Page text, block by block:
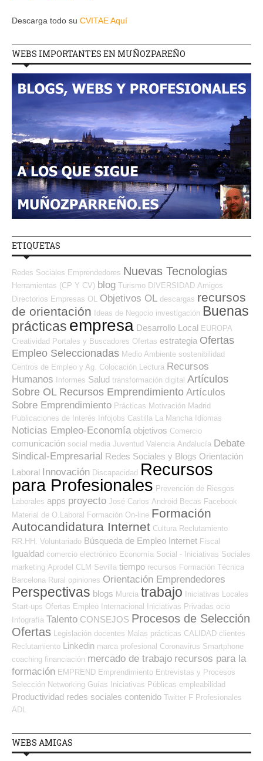
Descarga todo su CVITAE Aquí
WEBS IMPORTANTES EN MUÑOZPAREÑO
ETIQUETAS
Redes Sociales Emprendedores Nuevas Tecnologias
Herramientas (CP Y CV) blog Turismo DIVERSIDAD Amigos
Directorios Empresas OL Objetivos OL descargas recursos
de orientación
Ideas de Negocio investigación Buenas
prácticas empresa Desarrollo Local EUROPA
Creatividad Portales y Buscadores Ofertas estrategia Ofertas
Empleo Seleccionadas Medio Ambiente sostenibilidad
Centros de Empleo y Ag. Colocación Lectura Recursos
Humanos
Informes Salud transformación digital Artículos
Sobre OL Recursos Emprendimiento Artículos
Sobre Emprendimiento Prácticas Motivación Madrid
Publicaciones de Interés
Infojobs Castilla La Mancha Idiomas
Noticias Empleo-Economía objetivos Comercio
comunicación social media Juventud Valencia Andalucía Debate
Sindical-Empresarial Redes Sociales y Blogs Orientación
Laboral Innovación Discapacidad Recursos
para Profesionales Prevención de Riesgos
Laborales apps proyecto José Carlos Android Becas Facebook
Material de O.Laboral Formación On-line Formación
Autocandidatura Internet Cultura Reclutamiento
RR.HH. Voluntariado Búsqueda de Empleo Internet Fiscal
Igualdad comercio electrónico Economía Social - Iniciativas Sociales
marketing Aprodel CLM Sevilla tiempo recursos Formación Técnica
Barcelona Rural opiniones Orientación Emprendedores
Perspectivas blogs Murcia trabajo
Iniciativas Locales
Start-ups Ofertas Empleo Internacional Iniciativas Privadas ocio
Infografía Talento CONSEJOS Procesos de Selección
Ofertas Legislación docentes Malas prácticas CALIDAD clientes
Reclutamiento Linkedin marca profesional Coronavirus Smartphone
coaching financiación mercado de trabajo recursos para la
formación EMPREND Emprendimiento Entrevistas y Procesos
Selección Networking Guías Iniciativas Públicas empleabilidad
Productividad redes sociales contenido Twitter F Profesionales
ADL
WEBS AMIGAS